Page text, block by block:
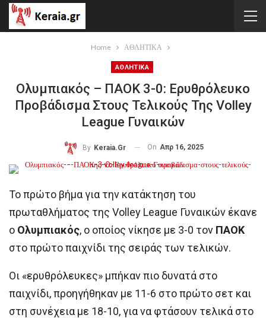
Home ΑΘΛΗΤΙΚΑ
ΑΘΛΗΤΙΚΑ
Ολυμπιακός – ΠΑΟΚ 3-0: Ερυθρόλευκο
Προβάδισμα Στους Τελικούς Της Volley
League Γυναικών
By Keraia.gr On Απρ 16, 2025
Το πρώτο βήμα για την κατάκτηση του
πρωταθλήματος της Volley League Γυναικών έκανε
ο Ολυμπιακός, ο οποίος νίκησε με 3-0 τον ΠΑΟΚ
στο πρώτο παιχνίδι της σειράς των τελικών.
Οι «ερυθρόλευκες» μπήκαν πιο δυνατά στο
παιχνίδι, προηγήθηκαν με 11-6 στο πρώτο σετ και
στη συνέχεια με 18-10, για να φτάσουν τελικά στο